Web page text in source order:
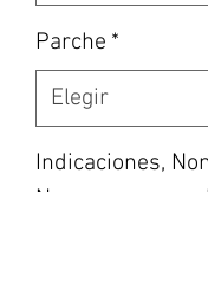
Parche *
Indicaciones,
Numero